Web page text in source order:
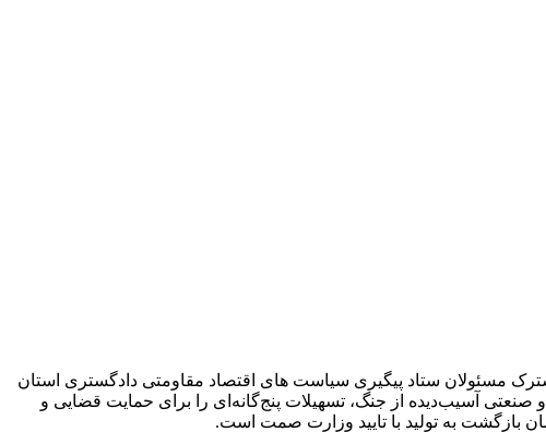
مسئولان ستاد پیگیری سیاست های اقتصاد مقاومتی دادگستری استان
آسیب‌دیده از جنگ، تسهیلات پنج‌گانه‌ای را برای حمایت قضایی و
بازگشت به تولید با تایید وزارت صمت است.